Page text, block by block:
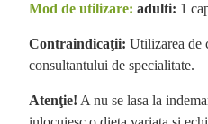
Mod de utilizare: adulti: 1
Contraindicaţii: Utilizarea de
consultantului de specialitate.
Atenţie! A nu se lasa la